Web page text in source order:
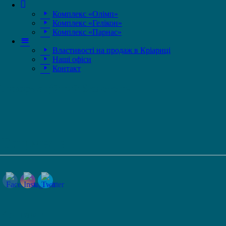
Комплекс «Олімп»
Комплекс «Гелікон»
Комплекс «Парнас»
Властивості на продаж в Кріариці
Наші офіси
Контакт